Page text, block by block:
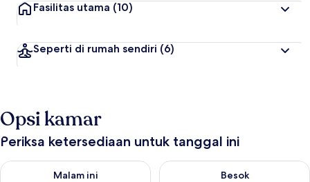
Fasilitas utama (10)
Seperti di rumah sendiri (6)
Opsi kamar
Periksa ketersediaan untuk tanggal ini
Malam ini
Periksa ketersediaan untuk malam ini Agu 6 - Agu 7
Besok
Periksa ketersediaan untuk